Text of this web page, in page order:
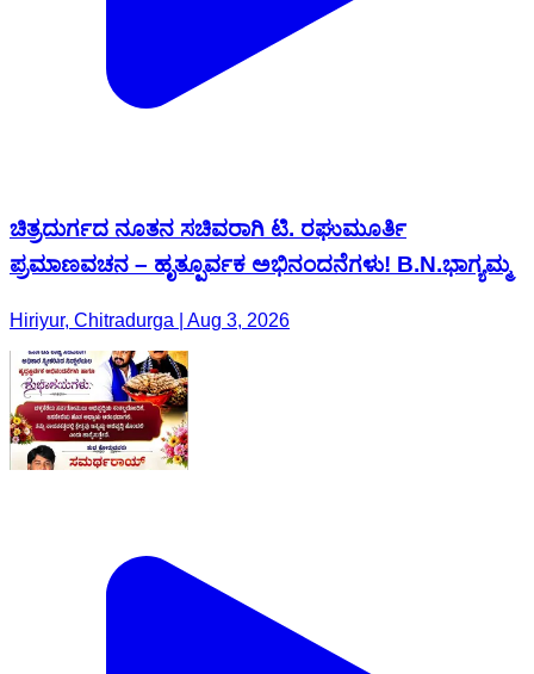
ಚಿತ್ರದುರ್ಗದ ನೂತನ ಸಚಿವರಾಗಿ ಟಿ. ರಘುಮೂರ್ತಿ
ಪ್ರಮಾಣವಚನ – ಹೃತ್ಪೂರ್ವಕ ಅಭಿನಂದನೆಗಳು! B.N.ಭಾಗ್ಯಮ್ಮ
Hiriyur, Chitradurga | Aug 3, 2026